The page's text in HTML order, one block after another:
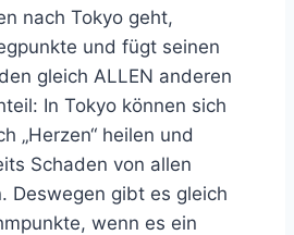
nach Tokyo geht,
und fügt seinen
gleich ALLEN anderen
In Tokyo können sich
„Herzen“ heilen und
Schaden von allen
Deswegen gibt es gleich
wenn es ein